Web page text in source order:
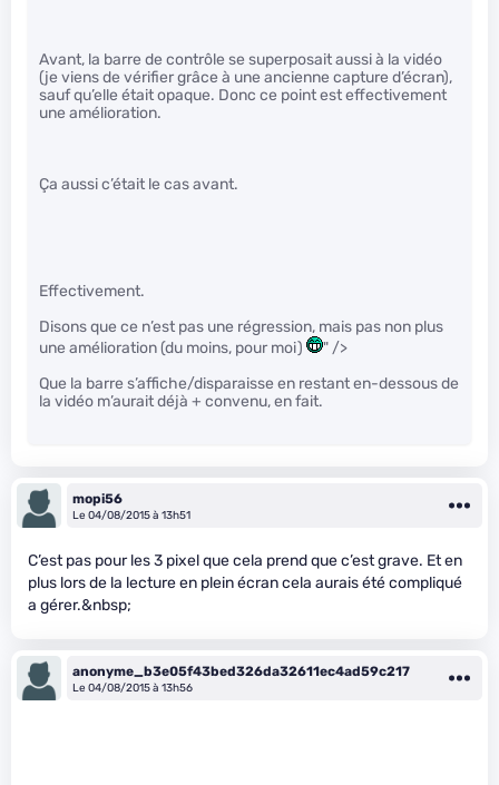
Avant, la barre de contrôle se superposait aussi à la vidéo
(je viens de vérifier grâce à une ancienne capture d’écran),
sauf qu’elle était opaque. Donc ce point est effectivement
une amélioration.
Ça aussi c’était le cas avant.
Effectivement.
Disons que ce n’est pas une régression, mais pas non plus
une amélioration (du moins, pour moi)
" />
Que la barre s’affiche/disparaisse en restant en-dessous de
la vidéo m’aurait déjà + convenu, en fait.
mopi56
Le 04/08/2015 à 13h51
C’est pas pour les 3 pixel que cela prend que c’est grave. Et en
plus lors de la lecture en plein écran cela aurais été compliqué
a gérer.&nbsp;
anonyme_b3e05f43bed326da32611ec4ad59c217
Le 04/08/2015 à 13h56